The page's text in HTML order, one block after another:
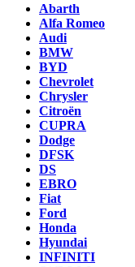
Abarth
Alfa Romeo
Audi
BMW
BYD
Chevrolet
Chrysler
Citroën
CUPRA
Dodge
DFSK
DS
EBRO
Fiat
Ford
Honda
Hyundai
INFINITI